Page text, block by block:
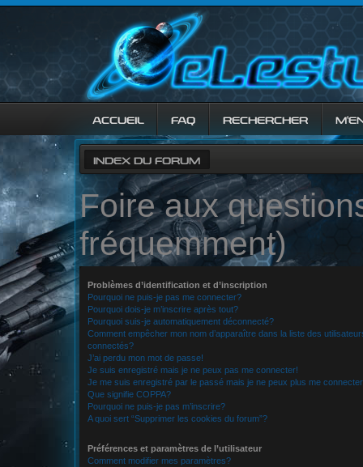
ACCUEIL FAQ RECHERCHER
INDEX DU FORUM
Foire aux
fréquemment)
Problèmes d’identification et d’inscription
Pourquoi ne puis-je pas me connecter?
Pourquoi dois-je m’inscrire après tout?
Pourquoi suis-je automatiquement déconnecté?
Comment empêcher mon nom d’apparaître dans la liste des
connectés?
J’ai perdu mon mot de passe!
Je suis enregistré mais je ne peux pas me connecter!
Je me suis enregistré par le passé mais je ne peux plus me
Que signifie COPPA?
Pourquoi ne puis-je pas m’inscrire?
A quoi sert “Supprimer les cookies du forum”?
Préférences et paramètres de l’utilisateur
Comment modifier mes paramètres?